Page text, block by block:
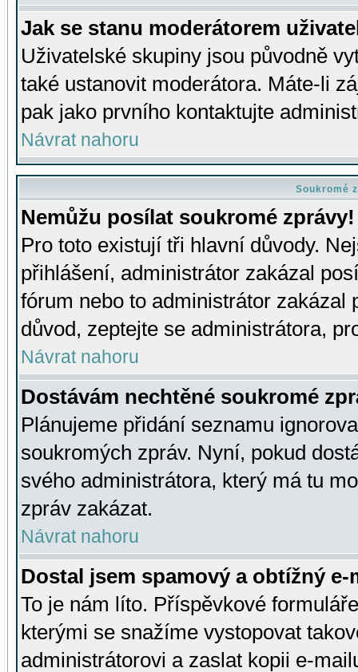
Jak se stanu moderátorem
Uživatelské skupiny jsou původně
také ustanovit moderátora. Máte-li
pak jako prvního kontaktujte
Návrat nahoru
Soukromé
Nemůžu posílat soukromé zprávy!
Pro toto existují tři hlavní důvody.
přihlášení, administrátor zakázal
fórum nebo to administrátor zakázal
důvod, zeptejte se administrátora,
Návrat nahoru
Dostávám nechtěné soukromé
Plánujeme přidání seznamu
soukromých zpráv. Nyní, pokud
svého administrátora, který má tu
zpráv zakázat.
Návrat nahoru
Dostal jsem spamový a obtížný
To je nám líto. Příspěvkové
kterými se snažíme vystopovat
administrátorovi a zaslat kopii e-